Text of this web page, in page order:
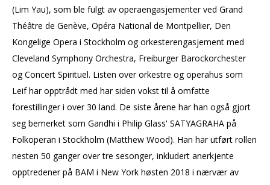
(Lim Yau), som ble fulgt av operaengasjementer ved Grand
Théâtre de Genève, Opéra National de Montpellier, Den
Kongelige Opera i Stockholm og orkesterengasjement med
Cleveland Symphony Orchestra, Freiburger Barockorchester
og Concert Spirituel. Listen over orkestre og operahus som
Leif har opptrådt med har siden vokst til å omfatte
forestillinger i over 30 land. De siste årene har han også gjort
seg bemerket som Gandhi i Philip Glass' SATYAGRAHA på
Folkoperan i Stockholm (Matthew Wood). Han har utført rollen
nesten 50 ganger over tre sesonger, inkludert anerkjente
opptredener på BAM i New York høsten 2018 i nærvær av